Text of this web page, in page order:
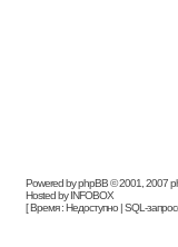
Powered by phpBB © 2001, 2007
Hosted by INFOBOX
[ Время : Недоступно | SQL-